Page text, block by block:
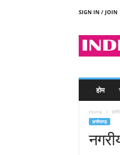
SIGN IN / JOIN
होम
Home
छत्तीसगढ़